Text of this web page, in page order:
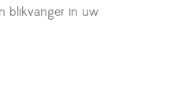
blikvanger in uw